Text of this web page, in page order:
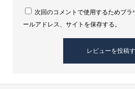
次回のコメントで使用するためブラ
ールアドレス、サイトを保存する。